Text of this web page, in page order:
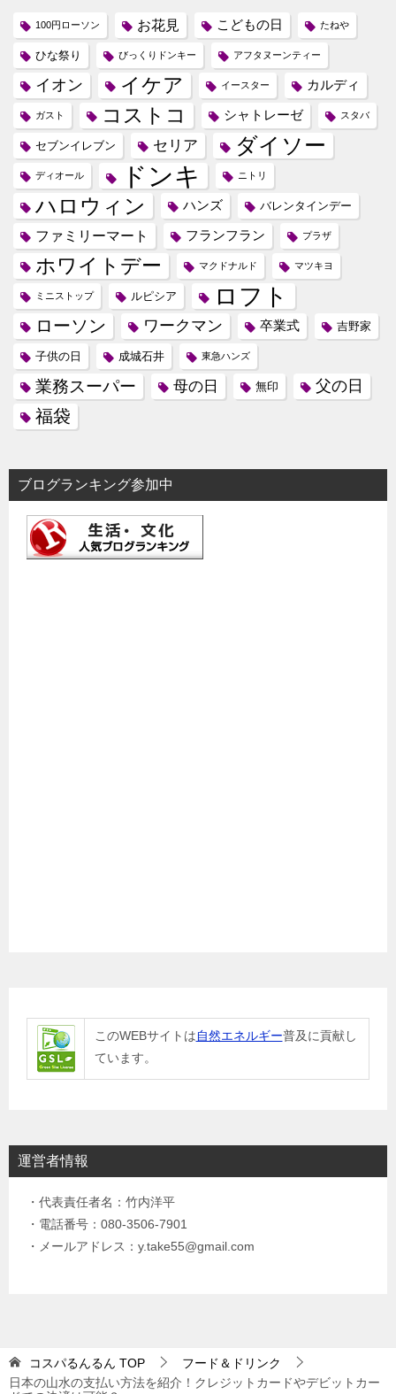
100円ローソン お花見 こどもの日 たねや
ひな祭り びっくりドンキー アフタヌーンティー
イオン イケア イースター カルディ
ガスト コストコ シャトレーゼ スタバ
セブンイレブン セリア ダイソー
ディオール ドンキ ニトリ
ハロウィン ハンズ バレンタインデー
ファミリーマート フランフラン プラザ
ホワイトデー マクドナルド マツキヨ
ミニストップ ルピシア ロフト
ローソン ワークマン 卒業式 吉野家
子供の日 成城石井 東急ハンズ
業務スーパー 母の日 無印 父の日
福袋
ブログランキング参加中
このWEBサイトは自然エネルギー普及に貢献し
ています。
運営者情報
・代表責任者名：竹内洋平
・電話番号：080-3506-7901
・メールアドレス：y.take55@gmail.com
コスパるんるん TOP
フード＆ドリンク
日本の山水の支払い方法を紹介！クレジットカードやデビットカー